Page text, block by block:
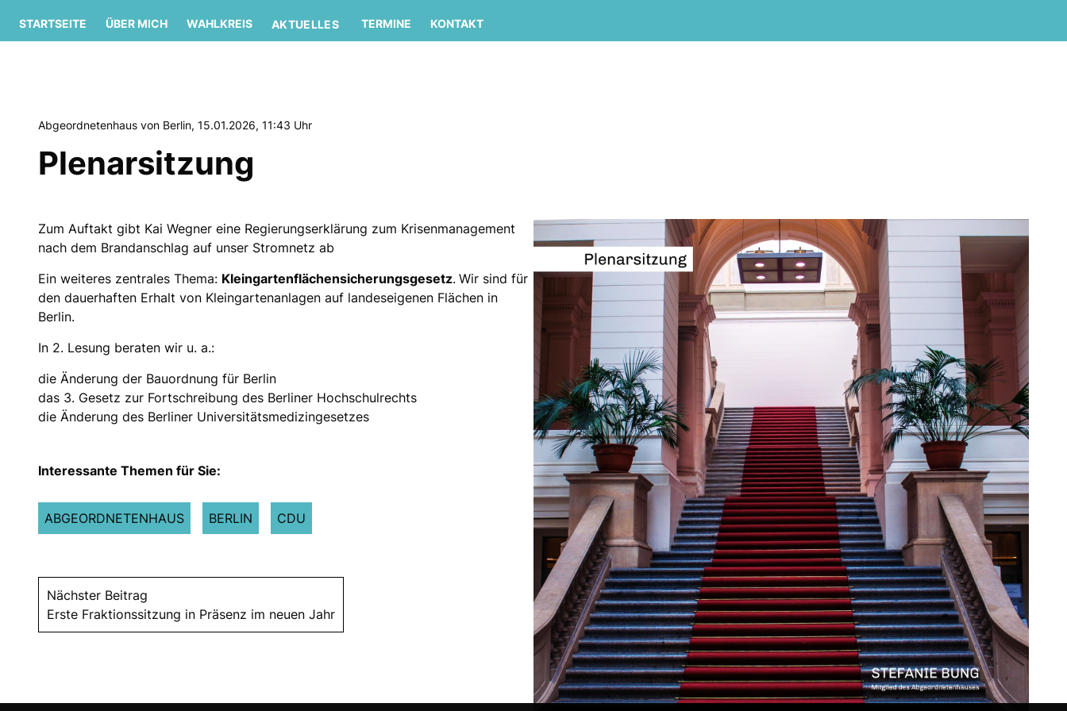
STARTSEITE ÜBER MICH WAHLKREIS AKTUELLES TERMINE KONTAKT
Abgeordnetenhaus von Berlin, 15.01.2026, 11:43 Uhr
Plenarsitzung
Zum Auftakt gibt Kai Wegner eine Regierungserklärung zum Krisenmanagement
nach dem Brandanschlag auf unser Stromnetz ab
Ein weiteres zentrales Thema: Kleingartenflächensicherungsgesetz. Wir sind für
den dauerhaften Erhalt von Kleingartenanlagen auf landeseigenen Flächen in
Berlin.
In 2. Lesung beraten wir u. a.:
die Änderung der Bauordnung für Berlin
das 3. Gesetz zur Fortschreibung des Berliner Hochschulrechts
die Änderung des Berliner Universitätsmedizingesetzes
Interessante Themen für Sie:
ABGEORDNETENHAUS BERLIN CDU
Nächster Beitrag
Erste Fraktionssitzung in Präsenz im neuen Jahr